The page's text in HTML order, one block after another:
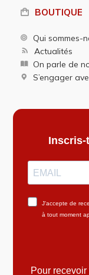
BOUTIQUE
Qui sommes-
Actualités
On parle de
S’engager